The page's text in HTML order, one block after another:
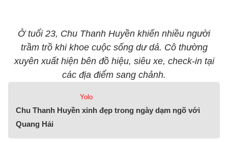
Ở tuổi 23, Chu Thanh Huyền khiến nhiều người
trầm trồ khi khoe cuộc sống dư dả. Cô thường
xuyên xuất hiện bên đồ hiệu, siêu xe, check-in tại
các địa điểm sang chảnh.
Yolo
Chu Thanh Huyền xinh đẹp trong ngày dạm ngõ với
Quang Hải